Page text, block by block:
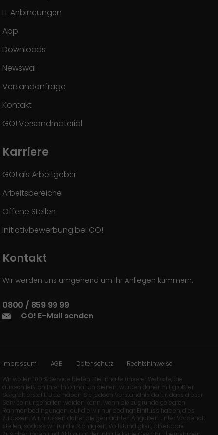
IT Anbindungen
App
Downloads
Newswall
Versandanfrage
Kontakt
GO! Versandmaterial
Karriere
GO! als Arbeitgeber
Arbeitsbereiche
Offene Stellen
Initiativbewerbung bei GO!
Kontakt
Wir werden uns umgehend um Ihr Anliegen kümmern.
0800 / 859 99 99
GO! E-Mail senden
Impressum AGB Datenschutz
Rechtshinweise
Wir wollen 100 % Service bieten. Die Inhalte unserer Website, die
ausschließlich Ihrer Information dienen, wurden daher mit größter
Sorgfalt erstellt. Bitte haben Sie jedoch Verständnis dafür, dass dieser
Service nur gehalten werden kann, wenn die zugrunde gelegten
Rahmenbedingungen, auf die wir nur bedingt Einfluss haben, dies
zulassen. Wir müssen daher die gemachten Angaben unter Vorbehalt
stellen, sodass wir für die Richtigkeit, Vollständigkeit, ableitbare